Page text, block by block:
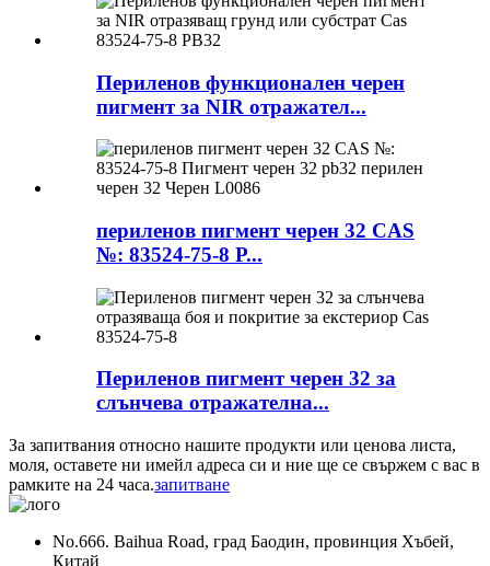
Периленов функционален черен
пигмент за NIR отражател...
периленов пигмент черен 32 CAS
№: 83524-75-8 P...
Периленов пигмент черен 32 за
слънчева отражателна...
За запитвания относно нашите продукти или ценова листа,
моля, оставете ни имейл адреса си и ние ще се свържем с вас в
рамките на 24 часа.запитване
No.666. Baihua Road, град Баодин, провинция Хъбей,
Китай